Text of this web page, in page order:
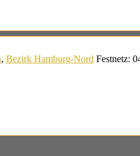
, Bezirk Hamburg-Nord Festnetz: